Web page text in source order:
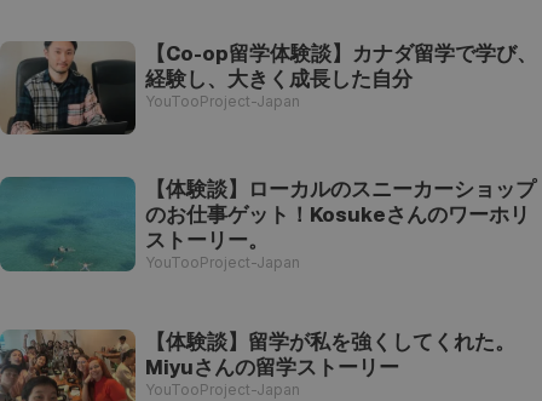
【Co-op留学体験談】カナダ留学で学び、
経験し、大きく成長した自分
YouTooProject-Japan
【体験談】ローカルのスニーカーショップ
のお仕事ゲット！Kosukeさんのワーホリ
ストーリー。
YouTooProject-Japan
【体験談】留学が私を強くしてくれた。
Miyuさんの留学ストーリー
YouTooProject-Japan